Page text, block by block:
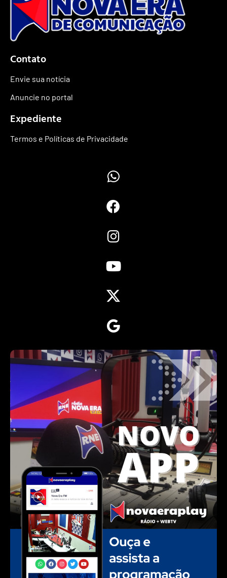
Contato
Envie sua notícia
Anuncie no portal
Expediente
Termos e Políticas de Privacidade